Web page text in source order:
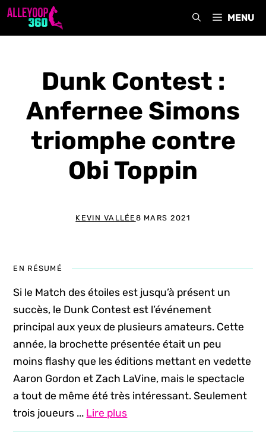
Aller
MENU
Dunk Contest :
Anfernee Simons
triomphe contre
Obi Toppin
KEVIN VALLÉE 8 MARS 2021
EN RÉSUMÉ
Si le Match des étoiles est jusqu’à présent un
succès, le Dunk Contest est l’événement
principal aux yeux de plusieurs amateurs. Cette
année, la brochette présentée était un peu
moins flashy que les éditions mettant en vedette
Aaron Gordon et Zach LaVine, mais le spectacle
a tout de même été très intéressant. Seulement
trois joueurs ... Lire plus